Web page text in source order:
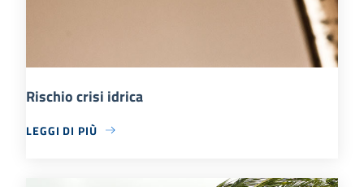
Rischio crisi idrica
LEGGI DI PIÙ